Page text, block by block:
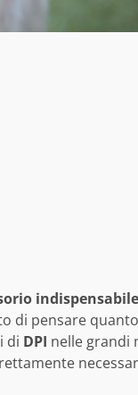
indispensabile
di pensare
di DPI nelle grandi